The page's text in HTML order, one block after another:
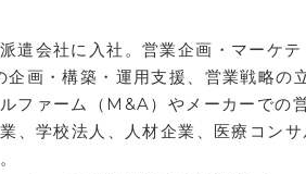
遣会社に入社。営業企画・マーケテ
画・構築・運用支援、営業戦略の
ファーム（M&A）やメーカーでの
、学校法人、人材企業、医療コン